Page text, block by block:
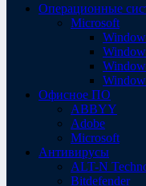
Операционные
Microsoft
Офисное ПО
ABBYY
Adobe
Microsoft
Антивирусы
ALT-N
Bitdefender